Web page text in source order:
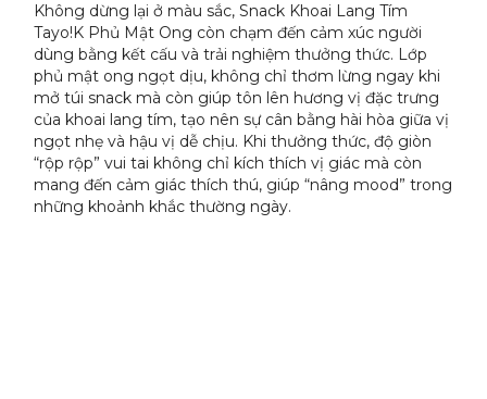
Không dừng lại ở màu sắc, Snack Khoai Lang Tím
Tayo!K Phủ Mật Ong còn chạm đến cảm xúc người
dùng bằng kết cấu và trải nghiệm thưởng thức. Lớp
phủ mật ong ngọt dịu, không chỉ thơm lừng ngay khi
mở túi snack mà còn giúp tôn lên hương vị đặc trưng
của khoai lang tím, tạo nên sự cân bằng hài hòa giữa vị
ngọt nhẹ và hậu vị dễ chịu. Khi thưởng thức, độ giòn
“rộp rộp” vui tai không chỉ kích thích vị giác mà còn
mang đến cảm giác thích thú, giúp “nâng mood” trong
những khoảnh khắc thường ngày.